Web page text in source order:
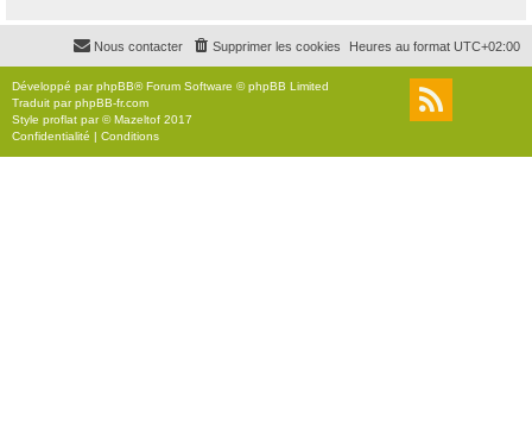
r
c
r
Heures au format UTC+02:00
Supprimer les cookies
Nous contacter
Développé parphpBB® Forum Software © phpBB Limited
Traduit parphpBB-fr.com
Style proflat par ©Mazeltof 2017
Confidentialité | Conditions